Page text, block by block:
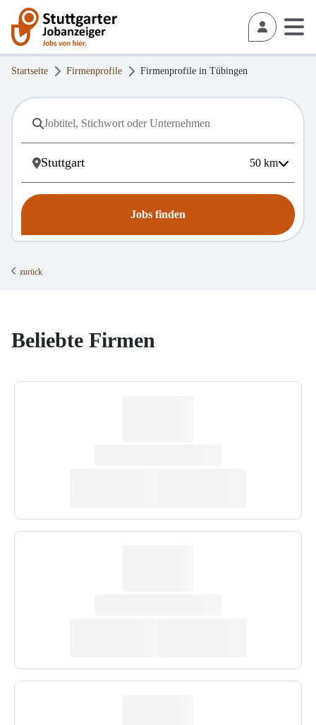
Startseite Firmenprofile Firmenprofile in Tübingen
50 km
Jobs finden
zurück
Beliebte Firmen